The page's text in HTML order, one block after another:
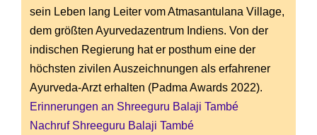
sein Leben lang Leiter vom Atmasantulana Village,
dem größten Ayurvedazentrum Indiens. Von der
indischen Regierung hat er posthum eine der
höchsten zivilen Auszeichnungen als erfahrener
Ayurveda-Arzt erhalten (Padma Awards 2022).
Erinnerungen an Shreeguru Balaji També
Nachruf Shreeguru Balaji També